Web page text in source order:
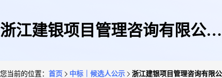
浙江建银项目管理咨询有限公司
您当前的位置： 首页 中标｜候选人公示 浙江建银项目管理咨询有限